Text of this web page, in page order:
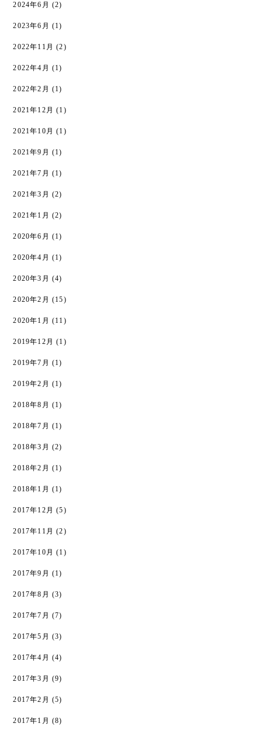
2024年6月 (2)
2023年6月 (1)
2022年11月 (2)
2022年4月 (1)
2022年2月 (1)
2021年12月 (1)
2021年10月 (1)
2021年9月 (1)
2021年7月 (1)
2021年3月 (2)
2021年1月 (2)
2020年6月 (1)
2020年4月 (1)
2020年3月 (4)
2020年2月 (15)
2020年1月 (11)
2019年12月 (1)
2019年7月 (1)
2019年2月 (1)
2018年8月 (1)
2018年7月 (1)
2018年3月 (2)
2018年2月 (1)
2018年1月 (1)
2017年12月 (5)
2017年11月 (2)
2017年10月 (1)
2017年9月 (1)
2017年8月 (3)
2017年7月 (7)
2017年5月 (3)
2017年4月 (4)
2017年3月 (9)
2017年2月 (5)
2017年1月 (8)